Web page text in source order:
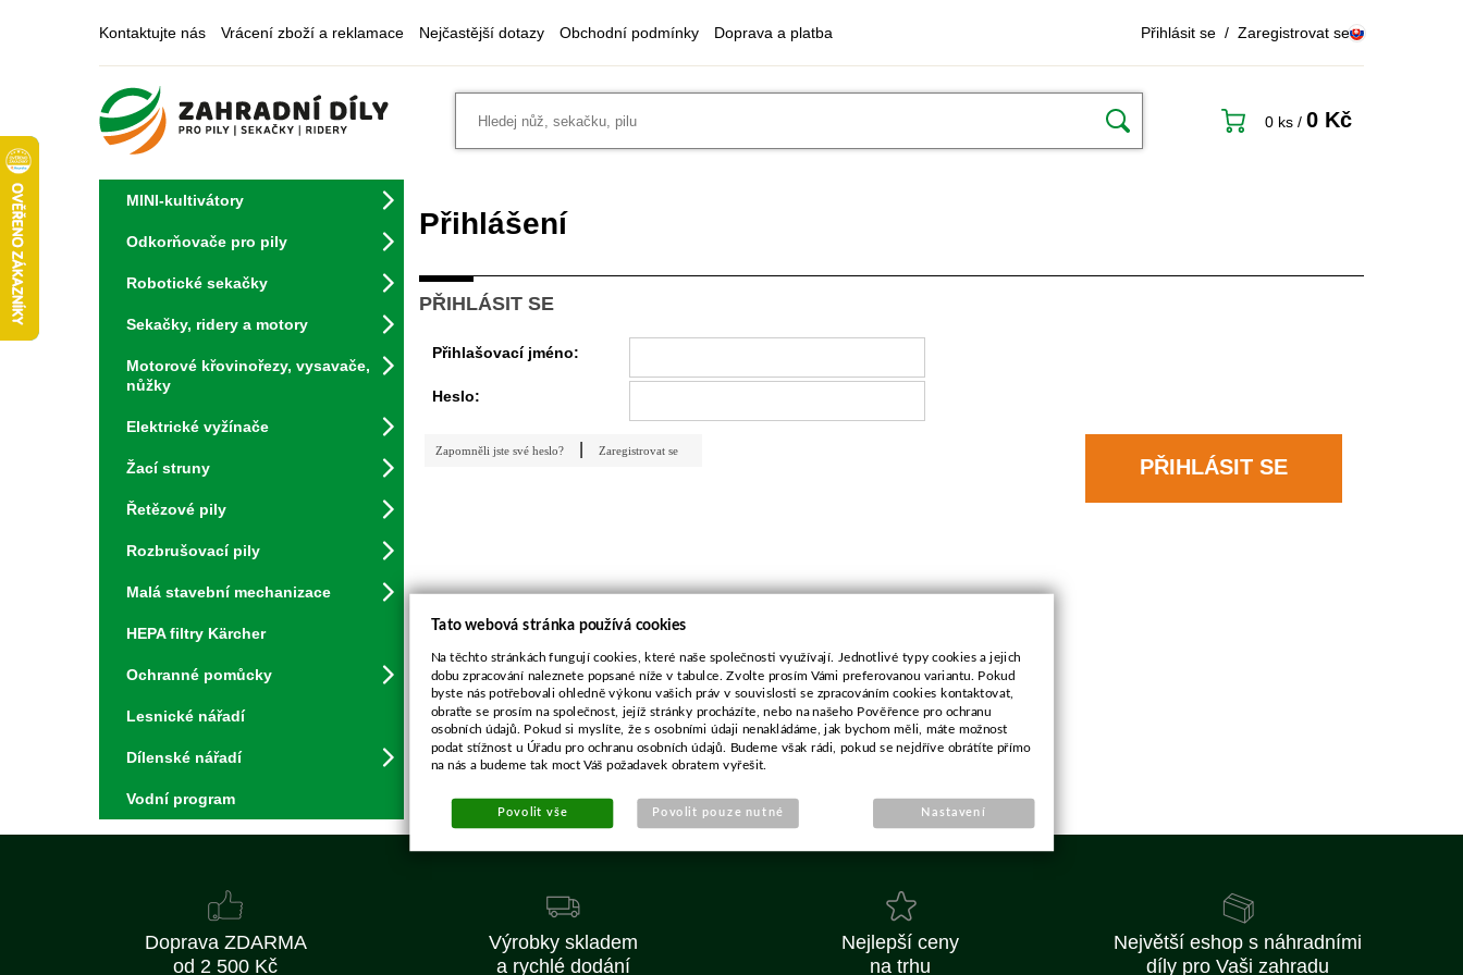
Kontaktujte nás Vrácení zboží a reklamace Nejčastější dotazy Obchodní podmínky Doprava a platba Přihlásit se / Zaregistrovat se
0 ks / 0 Kč
MINI-kultivátory
Odkorňovače pro pily
Robotické sekačky
Sekačky, ridery a motory
Motorové křovinořezy, vysavače,
nůžky
Elektrické vyžínače
Žací struny
Řetězové pily
Rozbrušovací pily
Malá stavební mechanizace
HEPA filtry Kärcher
Ochranné pomůcky
Lesnické nářadí
Dílenské nářadí
Vodní program
Přihlášení
PŘIHLÁSIT SE
Přihlašovací jméno:
Heslo:
Zapomněli jste své heslo? Zaregistrovat se
PŘIHLÁSIT SE
Doprava ZDARMA
od 2 500 Kč
Výrobky skladem
a rychlé dodání
Nejlepší ceny
na trhu
Největší eshop s náhradními
díly pro Vaši zahradu
Tato webová stránka používá cookies
Na těchto stránkách fungují cookies, které naše společnosti využívají. Jednotlivé typy cookies a jejich
dobu zpracování naleznete popsané níže v tabulce. Zvolte prosím Vámi preferovanou variantu. Pokud
byste nás potřebovali ohledně výkonu vašich práv v souvislosti se zpracováním cookies kontaktovat,
obraťte se prosím na společnost, jejíž stránky procházíte, nebo na našeho Pověřence pro ochranu
osobních údajů. Pokud si myslíte, že s osobními údaji nenakládáme, jak bychom měli, máte možnost
podat stížnost u Úřadu pro ochranu osobních údajů. Budeme však rádi, pokud se nejdříve obrátíte přímo
na nás a budeme tak moct Váš požadavek obratem vyřešit.
Povolit vše Povolit pouze nutné Nastavení